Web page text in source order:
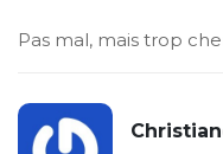
Pas mal, mais trop